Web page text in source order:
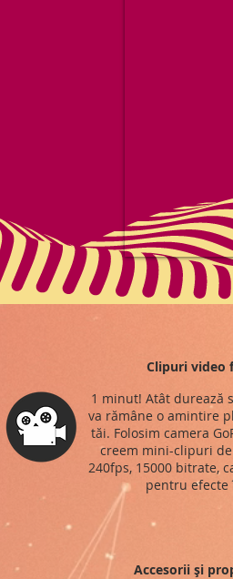
Clipuri video
1 minut! Atât durează
va rămâne o amintire
tăi. Folosim camera
creem mini-clipuri
240fps, 15000 bitrate,
pentru
Accesorii și